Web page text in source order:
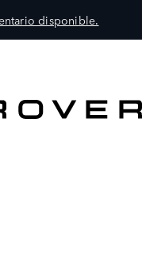
disponible.